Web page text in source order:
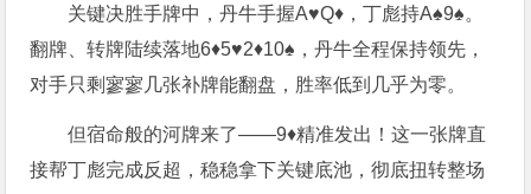
关键决胜手牌中，丹牛手握A♥Q♦，丁彪持A♠9♠。
翻牌、转牌陆续落地6♦5♥2♦10♠，丹牛全程保持领先，
对手只剩寥寥几张补牌能翻盘，胜率低到几乎为零。
但宿命般的河牌来了——9♦精准发出！这一张牌直
接帮丁彪完成反超，稳稳拿下关键底池，彻底扭转整场